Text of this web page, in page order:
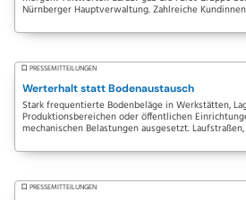
Nürnberger Hauptverwaltung. Zahlreiche
PRESSEMITTEILUNGEN
Werterhalt statt Bodenaustausch
Stark frequentierte Bodenbeläge in Werkstätten,
Produktionsbereichen oder öffentlichen
mechanischen Belastungen ausgesetzt.
PRESSEMITTEILUNGEN